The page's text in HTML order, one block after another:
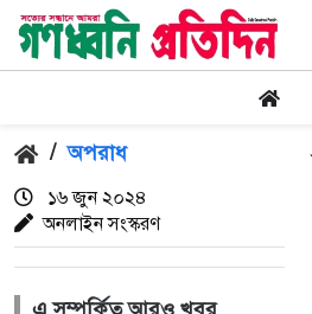
/ অপরাধ
১৬ জুন ২০২৪
অনলাইন সংস্করণ